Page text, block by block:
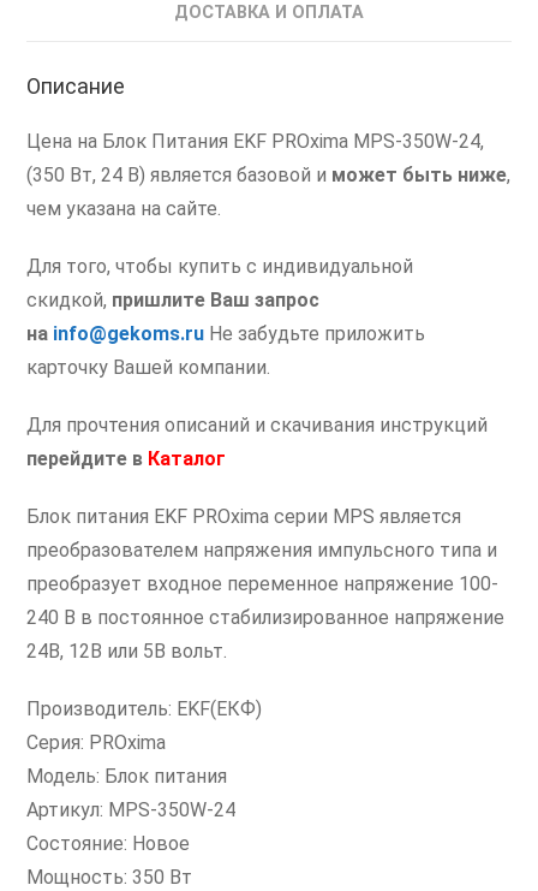
ДОСТАВКА И ОПЛАТА
Описание
Цена на Блок Питания EKF PROxima MPS-350W-24,
(350 Вт, 24 В) является базовой и может быть ниже,
чем указана на сайте.
Для того, чтобы купить с индивидуальной
скидкой, пришлите Ваш запрос
на info@gekoms.ru Не забудьте приложить
карточку Вашей компании.
Для прочтения описаний и скачивания инструкций
перейдите в Каталог
Блок питания EKF PROxima серии MPS является
преобразователем напряжения импульсного типа и
преобразует входное переменное напряжение 100-
240 В в постоянное стабилизированное напряжение
24В, 12В или 5В вольт.
Производитель: EKF(ЕКФ)
Серия: PROxima
Модель: Блок питания
Артикул: MPS-350W-24
Состояние: Новое
Мощность: 350 Вт